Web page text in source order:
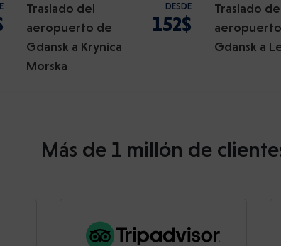
Traslado del
aeropuerto de
Gdansk a Krynica
Morska
DESDE
152$
Traslado
Gdansk a
Más de 1 millón de